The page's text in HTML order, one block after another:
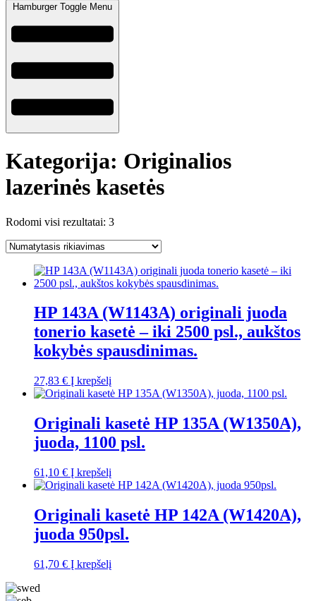
Hamburger Toggle Menu
Kategorija: Originalios
lazerinės kasetės
Rodomi visi rezultatai: 3
HP 143A (W1143A) originali juoda
tonerio kasetė – iki 2500 psl., aukštos
kokybės spausdinimas.
27,83 € Į krepšelį
Originali kasetė HP 135A (W1350A),
juoda, 1100 psl.
61,10 € Į krepšelį
Originali kasetė HP 142A (W1420A),
juoda 950psl.
61,70 € Į krepšelį